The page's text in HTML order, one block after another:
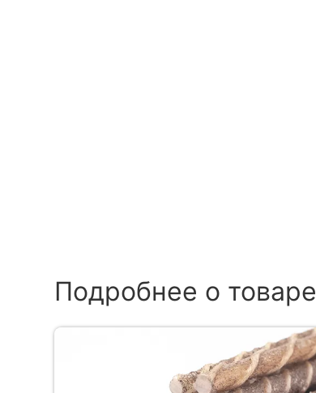
Подробнее о товаре